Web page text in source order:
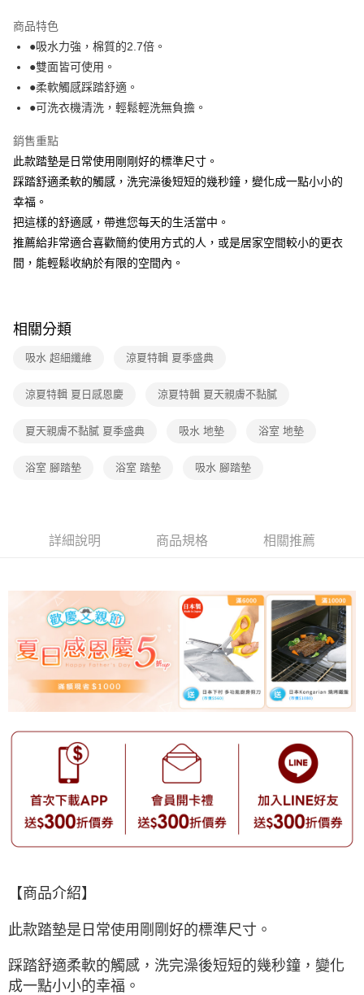
1.分期款項不併入電信帳單，「大哥付你分期」於每月結算日後寄送繳費提
2.透過簡訊連結打開帳單後，可選擇「超商條碼／台灣大直營門市／銀行轉
帳／街口支付／iPASS MONEY」等通路繳費。
【注意事項】
1.本服務係由「台灣大哥大股份有限公司」（以下簡稱本公司）所提供，讓
買賣價金債權讓與本公司後，依約使用本公司帳單繳交帳款。
2.基於同意付款使用「大哥付你分期」之契約關係目的，商店將以您的個人
資料（包含姓名、電話或地址）提供予台灣大哥大進項蒐集、處理及利用，
由本公司與您本人進行分期帳單所需資料之確認、核對及更正。
3.完整用戶服務條款，請詳閱以下連結：
每筆NT$100，滿NT$499(含以上)免運費
7-11取貨付款
每筆NT$100，滿NT$499(含以上)免運費
付款後7-11取貨
每筆NT$100，滿NT$499(含以上)免運費
宅配【父親節大回饋】限時$299免運
每筆NT$150，滿NT$299(含以上)免運費
商品特色
●吸水力強，棉質的2.7倍。
●雙面皆可使用。
●柔軟觸感踩踏舒適。
●可洗衣機清洗，輕鬆輕洗無負擔。
銷售重點
此款踏墊是日常使用剛剛好的標準尺寸。
踩踏舒適柔軟的觸感，洗完澡後短短的幾秒鐘，變化成一點小小的
幸福。
把這樣的舒適感，帶進您每天的生活當中。
推薦給非常適合喜歡簡約使用方式的人，或是居家空間較小的更衣
間，能輕鬆收納於有限的空間內。
相關分類
吸水 超細纖維 涼夏特輯 夏季盛典
涼夏特輯 夏日感恩慶 涼夏特輯 夏天親膚不黏膩
夏天親膚不黏膩 夏季盛典 吸水 地墊 浴室 地墊
浴室 腳踏墊 浴室 踏墊 吸水 腳踏墊
詳細說明 商品規格 相關推薦
【商品介紹】
此款踏墊是日常使用剛剛好的標準尺寸。
踩踏舒適柔軟的觸感，洗完澡後短短的幾秒鐘，變化
成一點小小的幸福。